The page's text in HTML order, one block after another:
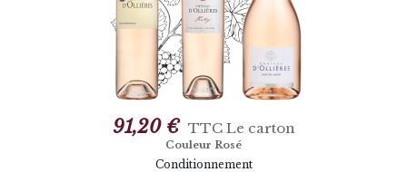
91,20 € TTCLe carton
Couleur Rosé
Conditionnement